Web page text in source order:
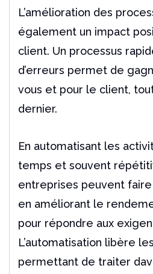
L’amélioration des
également un impact
client. Un processus
d’erreurs permet de
vous et pour le client,
dernier.
En automatisant les
temps et souvent
entreprises peuvent faire
en améliorant le
pour répondre aux
L’automatisation libère
permettant de traiter